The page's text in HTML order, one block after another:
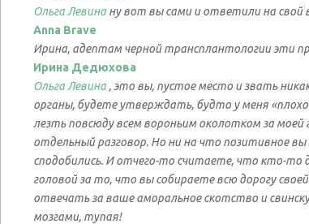
Ольга Левина ну вот вы сами и ответили на свой
Anna Brave
Ирина, адептам черной трансплантологии эти
Ирина Дедюхова
Ольга Левина , это вы, пустое место и звать
органы, будете утверждать, будто у меня «плохо
лезть повсюду всем вороньим околотком за
отдельный разговор. Но ни на что позитивное
сподобились. И отчего-то считаете, что кто-то
головой за то, что вы собираете всю дорогу
отвечать за ваше аморальное скотство и
мозгами, тупая!